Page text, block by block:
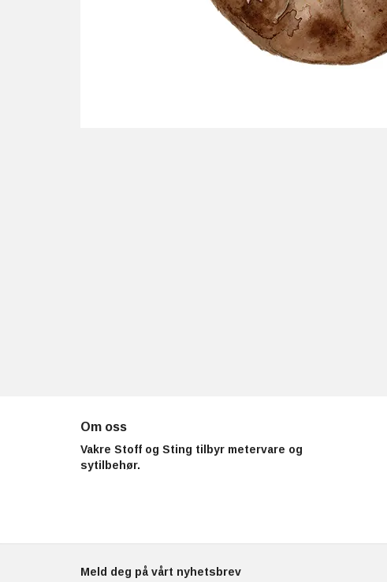
Om oss
Vakre Stoff og Sting tilbyr metervare og
sytilbehør.
Meld deg på vårt nyhetsbrev